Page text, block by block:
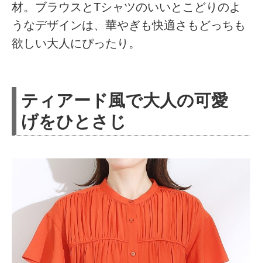
材。ブラウスとTシャツのいいとこどりのよ
うなデザインは、華やぎも快適さもどっちも
欲しい大人にぴったり。
ティアード風で大人の可愛
げをひとさじ